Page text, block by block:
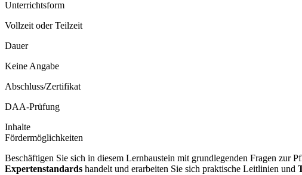
Unterrichtsform
Vollzeit oder Teilzeit
Dauer
Keine Angabe
Abschluss/Zertifikat
DAA-Prüfung
Inhalte
Fördermöglichkeiten
Beschäftigen Sie sich in diesem Lernbaustein mit grundlegenden Fragen zur
Expertenstandards handelt und erarbeiten Sie sich praktische Leitlinien und